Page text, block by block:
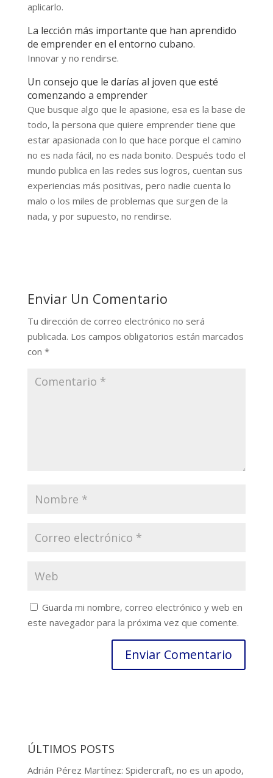
aplicarlo.
La lección más importante que han aprendido
de emprender en el entorno cubano.
Innovar y no rendirse.
Un consejo que le darías al joven que esté
comenzando a emprender
Que busque algo que le apasione, esa es la base de
todo, la persona que quiere emprender tiene que
estar apasionada con lo que hace porque el camino
no es nada fácil, no es nada bonito. Después todo el
mundo publica en las redes sus logros, cuentan sus
experiencias más positivas, pero nadie cuenta lo
malo o los miles de problemas que surgen de la
nada, y por supuesto, no rendirse.
Enviar Un Comentario
Tu dirección de correo electrónico no será
publicada. Los campos obligatorios están marcados
con *
Guarda mi nombre, correo electrónico y web en
este navegador para la próxima vez que comente.
ÚLTIMOS POSTS
Adrián Pérez Martínez: Spidercraft, no es un apodo,